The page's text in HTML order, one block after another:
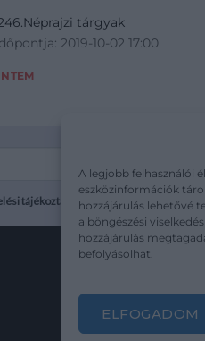
A legjobb felhasználói
eszközinformációk
hozzájárulás lehetővé
a böngészési
hozzájárulás
befolyásolhat.
ELFOGADOM
tárgyak
2019-10-02 17:00
tájékoztatót: mutargy.com/